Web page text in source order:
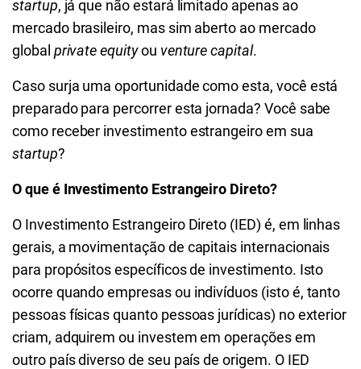
startup, já que não estará limitado apenas ao
mercado brasileiro, mas sim aberto ao mercado
global private equityou venture capital.
Caso surja uma oportunidade como esta, você está
preparado para percorrer esta jornada? Você sabe
como receber investimento estrangeiro em sua
startup?
O que é Investimento Estrangeiro Direto?
O Investimento Estrangeiro Direto (IED) é, em linhas
gerais, a movimentação de capitais internacionais
para propósitos específicos de investimento. Isto
ocorre quando empresas ou indivíduos (isto é, tanto
pessoas físicas quanto pessoas jurídicas) no exterior
criam, adquirem ou investem em operações em
outro país diverso de seu país de origem. O IED